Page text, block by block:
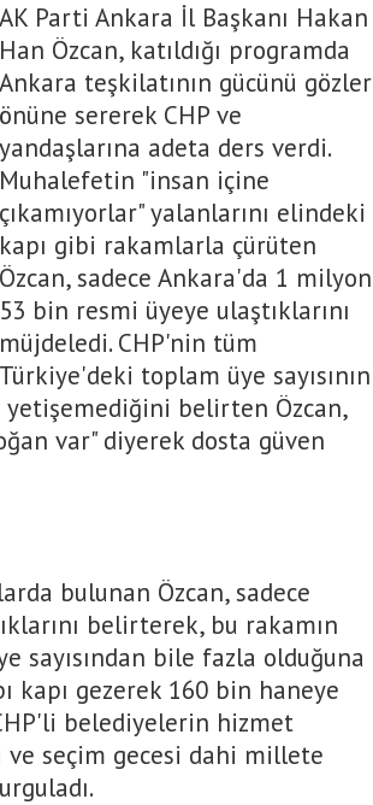
AK Parti Ankara İl Başkanı Hakan
Han Özcan, katıldığı programda
Ankara teşkilatının gücünü gözler
önüne sererek CHP ve
yandaşlarına adeta ders verdi.
Muhalefetin "insan içine
çıkamıyorlar" yalanlarını elindeki
kapı gibi rakamlarla çürüten
Özcan, sadece Ankara'da 1 milyon
53 bin resmi üyeye ulaştıklarını
müjdeledi. CHP'nin tüm
Türkiye'deki toplam üye sayısının
belirten Özcan,
var" diyerek dosta güven
bulunan Özcan, sadece
belirterek, bu rakamın
sayısından bile fazla olduğuna
kapı gezerek 160 bin haneye
belediyelerin hizmet
ve seçim gecesi dahi millete